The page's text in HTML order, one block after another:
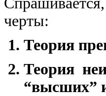
черты:
Теория
Теория
“высших”